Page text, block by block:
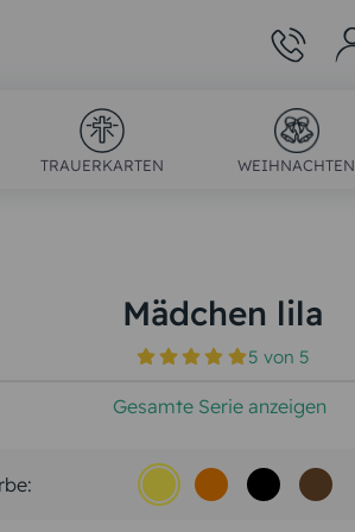
TRAUERKARTEN WEIHNACHTEN
Mädchen lila
5 von5
Gesamte Serie anzeigen